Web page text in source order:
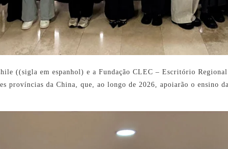
((sigla em espanhol) e a Fundação CLEC – Escritório
províncias da China, que, ao longo de 2026, apoiarão o ensino